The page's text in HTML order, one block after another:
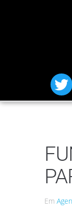
Em